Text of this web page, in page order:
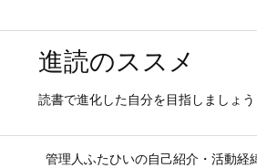
進読のススメ
読書で進化した自分を目指しましょう
管理人ふたひいの自己紹介・活動経